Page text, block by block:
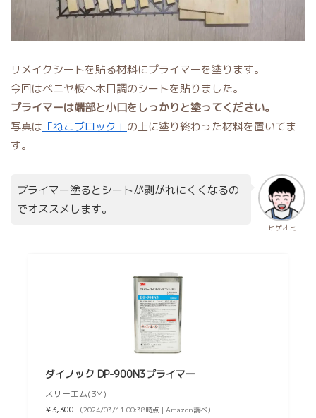
リメイクシートを貼る材料にプライマーを塗ります。
今回はベニヤ板へ木目調のシートを貼りました。
プライマーは端部と小口をしっかりと塗ってください。
写真は 「ねこブロック」 の上に塗り終わった材料を置いてま
す。
ヒゲオミ
プライマー塗るとシートが剥がれにくくなるの
でオススメします。
ダイノック DP-900N3プライマー
スリーエム(3M)
¥3,300
（2024/03/11 00:38時点 | Amazon調べ）